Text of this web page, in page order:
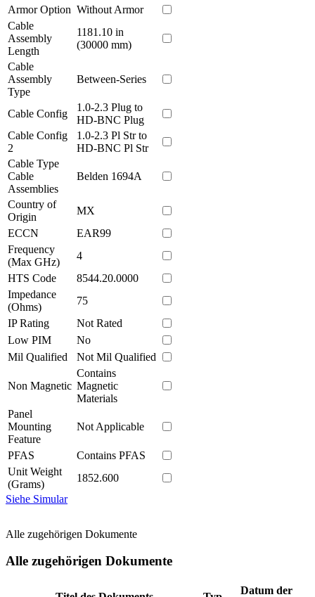
Armor Option Without Armor
Cable
Assembly
Length
1181.10 in
(30000 mm)
Cable
Assembly
Type
Between-Series
Cable Config
1.0-2.3 Plug to
HD-BNC Plug
Cable Config
2
1.0-2.3 Pl Str to
HD-BNC Pl Str
Cable Type
Cable
Assemblies
Belden 1694A
Country of
Origin
MX
ECCN
EAR99
Frequency
(Max GHz)
4
HTS Code
8544.20.0000
Impedance
(Ohms)
75
IP Rating
Not Rated
Low PIM
No
Mil Qualified
Not Mil Qualified
Non Magnetic
Contains
Magnetic
Materials
Panel
Mounting
Feature
Not Applicable
PFAS
Contains PFAS
Unit Weight
(Grams)
1852.600
Siehe Simular
Alle zugehörigen Dokumente
Alle zugehörigen Dokumente
Datum der